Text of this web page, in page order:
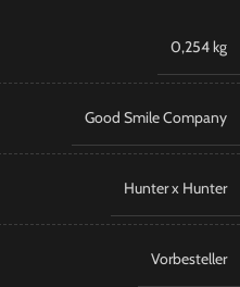
0,254 kg
Good Smile Company
Hunter x Hunter
Vorbesteller